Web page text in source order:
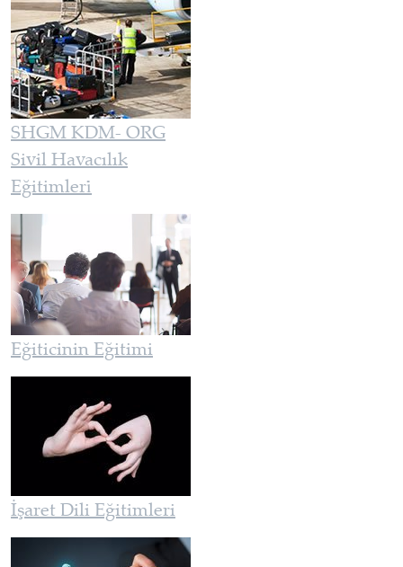
SHGM KDM- ORG
Sivil Havacılık
Eğitimleri̇
Eğiticinin Eğitimi
İşaret Dili Eğitimleri